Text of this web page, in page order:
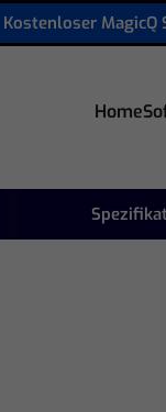
Kostenloser
Home